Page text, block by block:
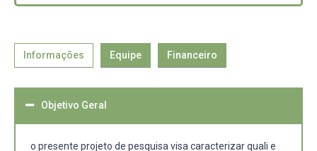
Informações Equipe Financeiro
Objetivo Geral
o presente projeto de pesquisa visa caracterizar quali e